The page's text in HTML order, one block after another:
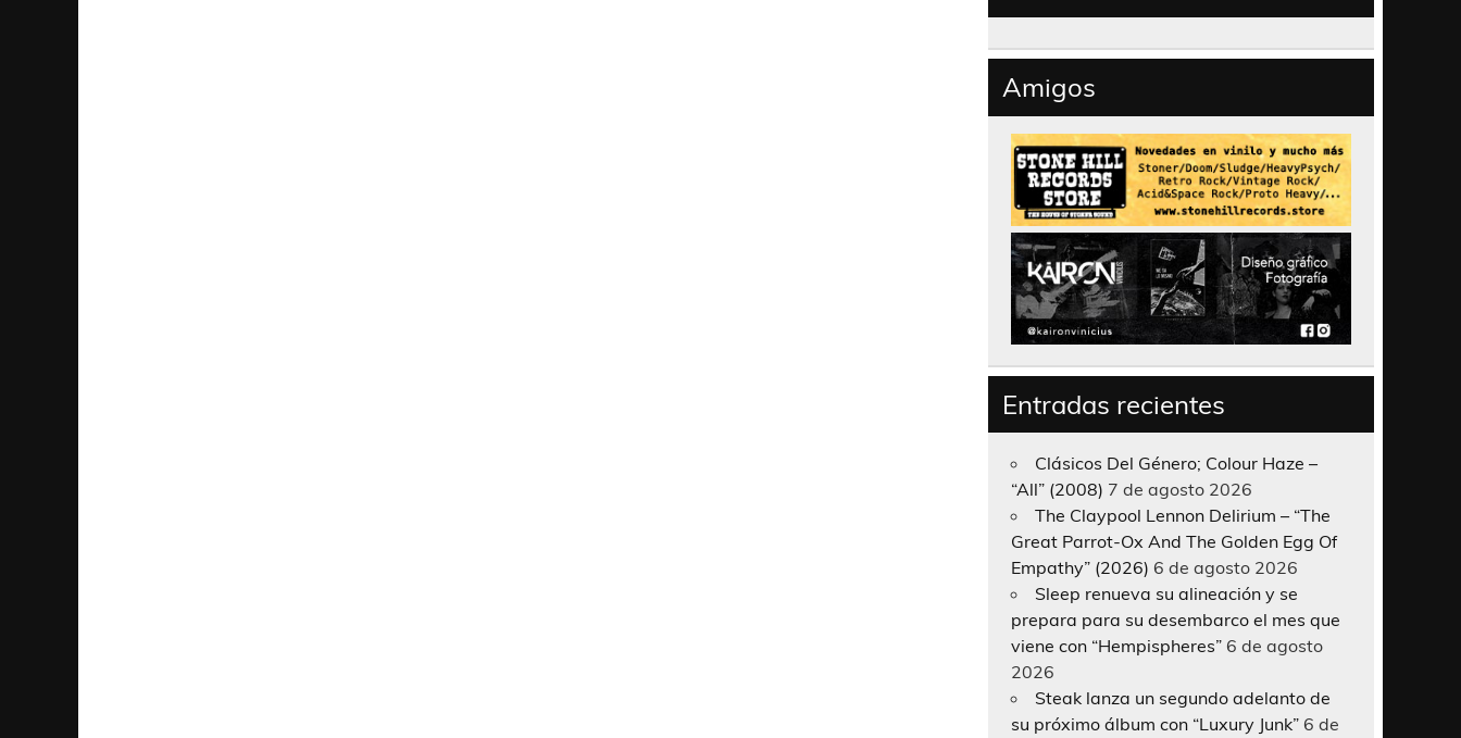
Amigos
Entradas recientes
Clásicos Del Género; Colour Haze –
“All” (2008) 7 de agosto 2026
The Claypool Lennon Delirium – “The
Great Parrot-Ox And The Golden Egg Of
Empathy” (2026) 6 de agosto 2026
Sleep renueva su alineación y se
prepara para su desembarco el mes que
viene con “Hempispheres” 6 de agosto
2026
Steak lanza un segundo adelanto de
su próximo álbum con “Luxury Junk” 6 de